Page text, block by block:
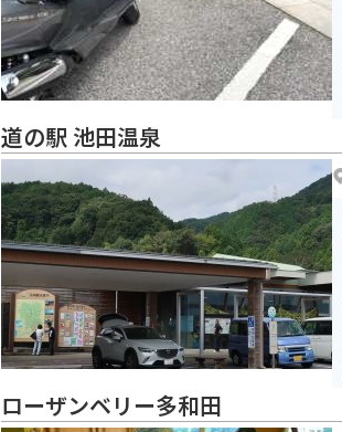
道の駅 池田温泉
ローザンベリー多和田